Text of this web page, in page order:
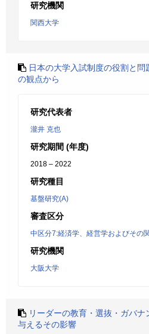
研究機関
関西大学
日本の大学入試制度の役割と問
の観点から
研究代表者
瀧井 克也
研究期間 (年度)
2018 – 2022
研究種目
基盤研究(A)
審査区分
中区分7:経済学、経営学およびその
研究機関
大阪大学
リーダーの教育・選抜・ガバ
与えるその影響